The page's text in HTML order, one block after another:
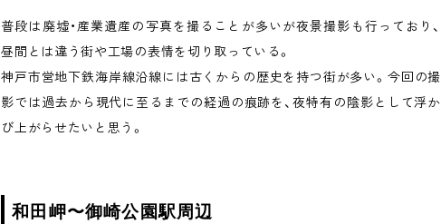
普段は廃墟・産業遺産の写真を撮ることが多いが夜景撮影も行っており、
昼間とは違う街や工場の表情を切り取っている。
神戸市営地下鉄海岸線沿線には古くからの歴史を持つ街が多い。今回の撮
影では過去から現代に至るまでの経過の痕跡を、夜特有の陰影として浮か
び上がらせたいと思う。
和田岬〜御崎公園駅周辺